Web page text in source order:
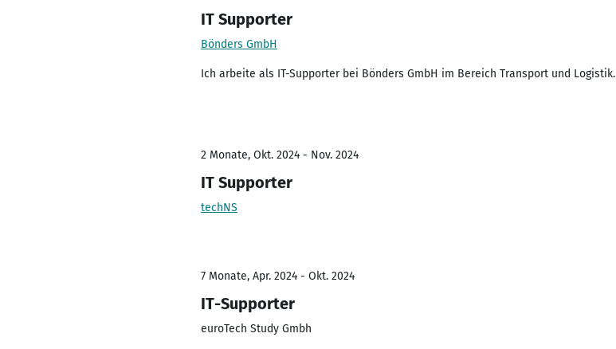
IT Supporter
Bönders GmbH
Ich arbeite als IT-Supporter bei Bönders GmbH im Bereich Transport und Logistik.
2 Monate, Okt. 2024 - Nov. 2024
IT Supporter
techNS
7 Monate, Apr. 2024 - Okt. 2024
IT-Supporter
euroTech Study Gmbh